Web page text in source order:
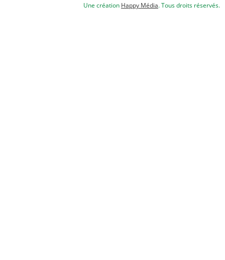
Une création Happy Média. Tous droits réservés.